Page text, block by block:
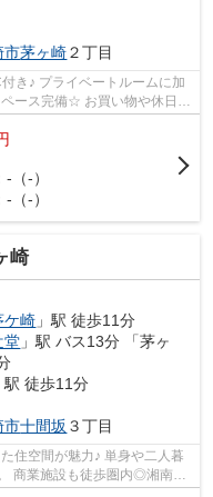
市茅ヶ崎２丁目
き♪ プライベートルームに加
ース完備☆ お買い物や休日の
（-）
（-）
崎
ケ崎 」駅 徒歩11分
堂 」駅 バス13分 「茅ヶ
駅 徒歩11分
市十間坂 ３丁目
住空間が魅力♪ 単身や二人暮
商業施設も徒歩圏内◎湘南ラ